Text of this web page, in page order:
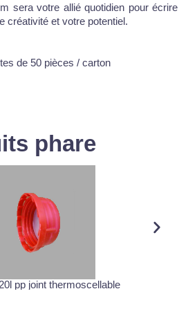
sera votre allié quotidien pour écrire
créativité et votre potentiel.
de 50 pièces / carton
phare
pp joint thermoscellable